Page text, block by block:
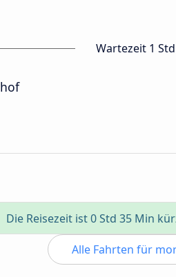
Wartezeit 1
Die Reisezeit ist 0 Std 35 Min
Alle Fahrten für